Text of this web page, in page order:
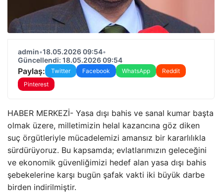
admin•18.05.2026 09:54•
Güncellendi: 18.05.2026 09:54
Paylaş: Twitter Facebook WhatsApp
Reddit
Pinterest
HABER MERKEZİ- Yasa dışı bahis ve sanal kumar başta
olmak üzere, milletimizin helal kazancına göz diken
suç örgütleriyle mücadelemizi amansız bir kararlılıkla
sürdürüyoruz. Bu kapsamda; evlatlarımızın geleceğini
ve ekonomik güvenliğimizi hedef alan yasa dışı bahis
şebekelerine karşı bugün şafak vakti iki büyük darbe
birden indirilmiştir.